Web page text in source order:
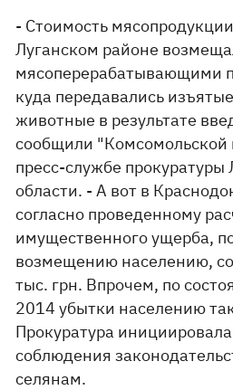
- Стоимость
Луганском районе
мясоперерабатывающими
куда передавались
животные в результате
сообщили "Комсомольской
пресс-службе прокуратуры
области. - А вот в
согласно проведенному
имущественного ущерба,
возмещению населению,
тыс. грн. Впрочем, по
2014 убытки населению
Прокуратура
соблюдения
селянам.